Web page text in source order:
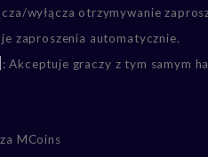
wyłącza otrzymywanie
zaproszenia automatycznie.
: Akceptuje graczy z tym samym
MCoins